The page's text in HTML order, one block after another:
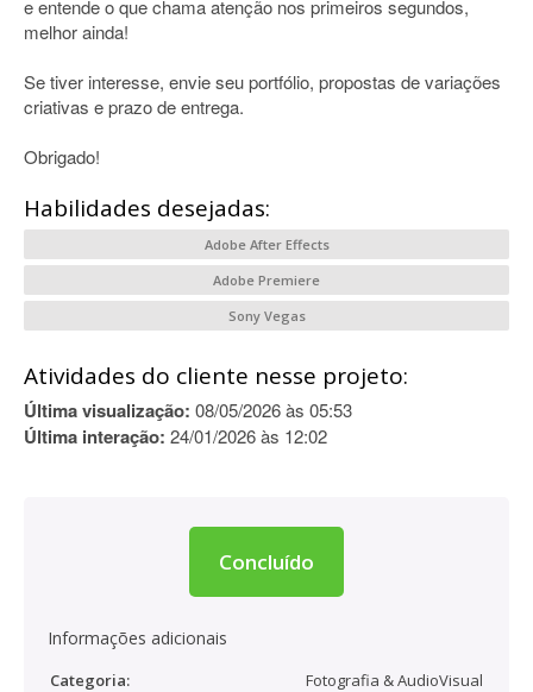
e entende o que chama atenção nos primeiros segundos,
melhor ainda!
Se tiver interesse, envie seu portfólio, propostas de variações
criativas e prazo de entrega.
Obrigado!
Habilidades desejadas:
Adobe After Effects
Adobe Premiere
Sony Vegas
Atividades do cliente nesse projeto:
Última visualização: 08/05/2026 às 05:53
Última interação: 24/01/2026 às 12:02
Concluído
Informações adicionais
Categoria:
Fotografia & AudioVisual